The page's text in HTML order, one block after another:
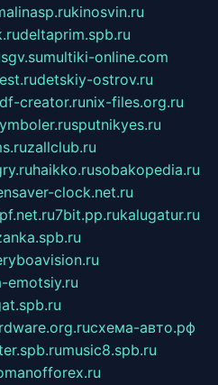
kinosvin.ru
deltaprim.spb.ru
sgv.sumultiki-online.com
detskiy-ostrov.ru
creator.runix-files.org.ru
sputnikyes.ru
zallclub.ru
haikko.rusobakopedia.ru
clock.net.ru
7bit.pp.rukalugatur.ru
emotsiy.ru
схема-авто.рф
music8.spb.ru